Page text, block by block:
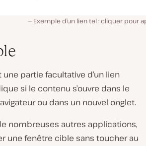
Exemple d’un lien tel : cliquer pour
partie facultative d’un lien
si le contenu s’ouvre dans le
ou dans un nouvel onglet.
nombreuses autres applications,
une fenêtre cible sans toucher au